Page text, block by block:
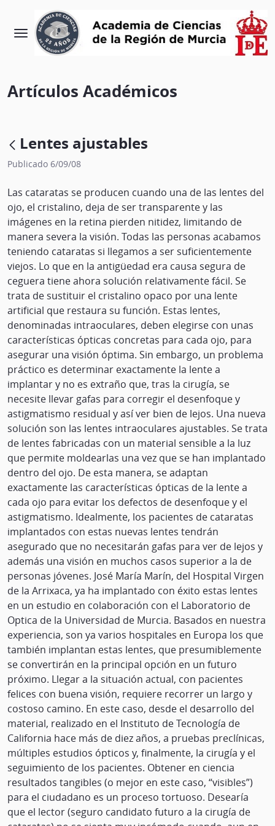
Artículos Académicos
Lentes ajustables
Publicado 6/09/08
Las cataratas se producen cuando una de las lentes del
ojo, el cristalino, deja de ser transparente y las
imágenes en la retina pierden nitidez, limitando de
manera severa la visión. Todas las personas acabamos
teniendo cataratas si llegamos a ser suficientemente
viejos. Lo que en la antigüedad era causa segura de
ceguera tiene ahora solución relativamente fácil. Se
trata de sustituir el cristalino opaco por una lente
artificial que restaura su función. Estas lentes,
denominadas intraoculares, deben elegirse con unas
características ópticas concretas para cada ojo, para
asegurar una visión óptima. Sin embargo, un problema
práctico es determinar exactamente la lente a
implantar y no es extraño que, tras la cirugía, se
necesite llevar gafas para corregir el desenfoque y
astigmatismo residual y así ver bien de lejos. Una nueva
solución son las lentes intraoculares ajustables. Se trata
de lentes fabricadas con un material sensible a la luz
que permite moldearlas una vez que se han implantado
dentro del ojo. De esta manera, se adaptan
exactamente las características ópticas de la lente a
cada ojo para evitar los defectos de desenfoque y el
astigmatismo. Idealmente, los pacientes de cataratas
implantados con estas nuevas lentes tendrán
asegurado que no necesitarán gafas para ver de lejos y
además una visión en muchos casos superior a la de
personas jóvenes. José María Marín, del Hospital Virgen
de la Arrixaca, ya ha implantado con éxito estas lentes
en un estudio en colaboración con el Laboratorio de
Optica de la Universidad de Murcia. Basados en nuestra
experiencia, son ya varios hospitales en Europa los que
también implantan estas lentes, que presumiblemente
se convertirán en la principal opción en un futuro
próximo. Llegar a la situación actual, con pacientes
felices con buena visión, requiere recorrer un largo y
costoso camino. En este caso, desde el desarrollo del
material, realizado en el Instituto de Tecnología de
California hace más de diez años, a pruebas preclínicas,
múltiples estudios ópticos y, finalmente, la cirugía y el
seguimiento de los pacientes. Obtener en ciencia
resultados tangibles (o mejor en este caso, “visibles”)
para el ciudadano es un proceso tortuoso. Desearía
que el lector (seguro candidato futuro a la cirugía de